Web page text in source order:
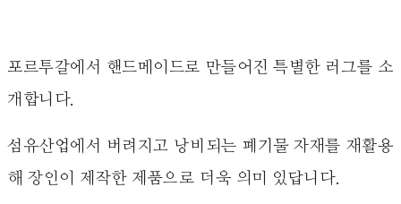
포르투갈에서 핸드메이드로 만들어진 특별한 러그를 소
개합니다.
섬유산업에서 버려지고 낭비되는 폐기물 자재를 재활용
해 장인이 제작한 제품으로 더욱 의미 있답니다.